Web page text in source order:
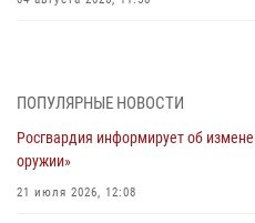
03 августа 2026, 17:21
21 единицу оружия изъяли
03 августа 2026, 14:10
ПОПУЛЯРНЫЕ НОВОСТИ
Росгвардия информирует об
оружии»
21 июля 2026, 12:08